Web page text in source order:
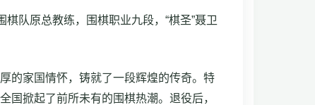
队原总教练，围棋职业九段，“棋圣”聂卫
的家国情怀，铸就了一段辉煌的传奇。特
国掀起了前所未有的围棋热潮。退役后，